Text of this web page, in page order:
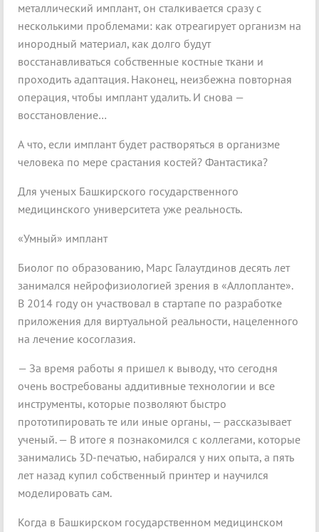
металлический имплант, он сталкивается сразу с
несколькими проблемами: как отреагирует организм на
инородный материал, как долго будут
восстанавливаться собственные костные ткани и
проходить адаптация. Наконец, неизбежна повторная
операция, чтобы имплант удалить. И снова —
восстановление…
А что, если имплант будет растворяться в организме
человека по мере срастания костей? Фантастика?
Для ученых Башкирского государственного
медицинского университета уже реальность.
«Умный» имплант
Биолог по образованию, Марс Галаутдинов десять лет
занимался нейрофизиологией зрения в «Аллопланте».
В 2014 году он участвовал в стартапе по разработке
приложения для виртуальной реальности, нацеленного
на лечение косоглазия.
— За время работы я пришел к выводу, что сегодня
очень востребованы аддитивные технологии и все
инструменты, которые позволяют быстро
прототипировать те или иные органы, — рассказывает
ученый. — В итоге я познакомился с коллегами, которые
занимались 3D-печатью, набирался у них опыта, а пять
лет назад купил собственный принтер и научился
моделировать сам.
Когда в Башкирском государственном медицинском